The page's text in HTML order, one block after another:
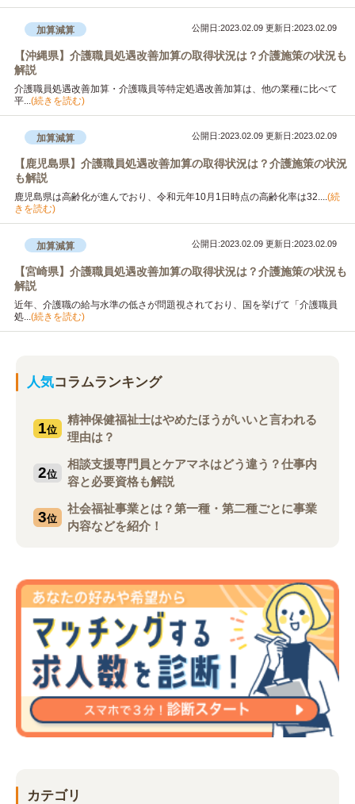
加算減算 公開日:2023.02.09更新日:2023.02.09
【沖縄県】介護職員処遇改善加算の取得状況は？介護施策の状況も
解説
介護職員処遇改善加算・介護職員等特定処遇改善加算は、他の業種に比べて
平...(続きを読む)
加算減算 公開日:2023.02.09更新日:2023.02.09
【鹿児島県】介護職員処遇改善加算の取得状況は？介護施策の状況
も解説
鹿児島県は高齢化が進んでおり、令和元年10月1日時点の高齢化率は32....(続
きを読む)
加算減算 公開日:2023.02.09更新日:2023.02.09
【宮崎県】介護職員処遇改善加算の取得状況は？介護施策の状況も
解説
近年、介護職の給与水準の低さが問題視されており、国を挙げて「介護職員
処...(続きを読む)
人気コラムランキング
1位
精神保健福祉士はやめたほうがいいと言われる
理由は？
2位
相談支援専門員とケアマネはどう違う？仕事内
容と必要資格も解説
3位
社会福祉事業とは？第一種・第二種ごとに事業
内容などを紹介！
カテゴリ